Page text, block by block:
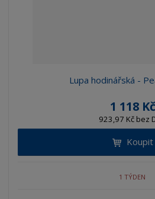
Lupa hodinářská -
1 118 Kč
923,97 Kč bez
Koupit
1 TÝDEN